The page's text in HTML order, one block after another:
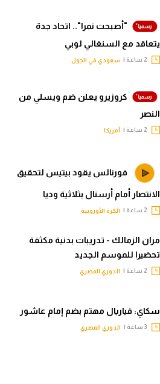
"أصبحت نمرا".. اتحاد جدة
يتعاقد مع السنغالي لوبي
سعودي في الجول
كروزيرو يعلن ضم ويسلي من
النصر
أمريكا
فورنالس يقود بيتيس لتحقيق
الانتصار أمام أرسنال بثلاثية وديا
الكرة الأوروبية
مران الزمالك - تدريبات بدنية مكثفة
تحضيرا للموسم الجديد
الدوري المصري
سكاي: فياريال مهتم بضم إمام عاشور
الدوري المصري